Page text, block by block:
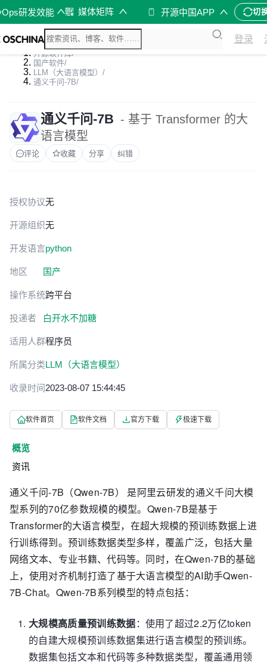
研发效能 媒体矩阵 开源中国APP 切
登录
开源软件库/
国产软件/
LLM（大语言模型） /
通义千问-7B/
通义千问-7B - 基于 Transformer 的大
语言模型
评论 收藏 分享 纠错
授权协议无
开源组织无
开发语言python
地区 国产
操作系统跨平台
投递者 白开水不加糖
适用人群程序员
所属分类LLM（大语言模型）
收录时间2023-08-07 15:44:45
软件首页 软件文档 官方下载 极速下载
概览
资讯
通义千问-7B（Qwen-7B） 是阿里云研发的通义千问大模
型系列的70亿参数规模的模型。Qwen-7B是基于
Transformer的大语言模型，在超大规模的预训练数据上进
行训练得到。预训练数据类型多样，覆盖广泛，包括大量
网络文本、专业书籍、代码等。同时，在Qwen-7B的基础
上，使用对齐机制打造了基于大语言模型的AI助手Qwen-
7B-Chat。Qwen-7B系列模型的特点包括：
大规模高质量预训练数据：使用了超过2.2万亿token
的自建大规模预训练数据集进行语言模型的预训练。
数据集包括文本和代码等多种数据类型，覆盖通用领